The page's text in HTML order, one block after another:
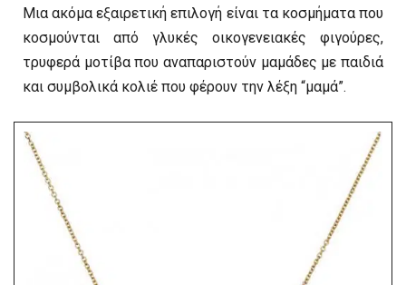
Μια ακόμα εξαιρετική επιλογή είναι τα κοσμήματα που
κοσμούνται από γλυκές οικογενειακές φιγούρες,
τρυφερά μοτίβα που αναπαριστούν μαμάδες με παιδιά
και συμβολικά κολιέ που φέρουν την λέξη “μαμά”.